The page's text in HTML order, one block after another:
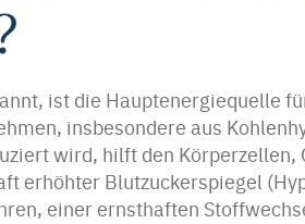
ist die Hauptenergiequelle
insbesondere aus
wird, hilft den Körperzellen,
erhöhter Blutzuckerspiegel
einer ernsthaften